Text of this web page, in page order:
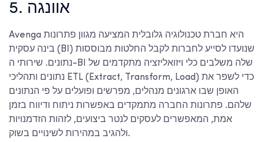
5. אוונגה
Avenga היא חברת טכנולוגיה גלובלית המציעה מגוון פתרונות
בינה עסקית (BI) שנועדו לסייע לחברות לקבל החלטות מבוססות
נתונים. שירותי ה-BI שלה משלבים כלי ויזואליזציה מתקדמים של
נתונים ותהליכי ETL (Extract, Transform, Load) כדי לשפר את
האופן שבו ארגונים מנהלים, מפרשים ופועלים על פי הנתונים
שלהם. פתרונות החברה מתמקדים באפשרות ניתוח ודיווח בזמן
אמת, המאפשרים לעסקים לנטר ביצועים, לזהות הזדמנויות
ולהגיב במהירות לשינויים בשוק.